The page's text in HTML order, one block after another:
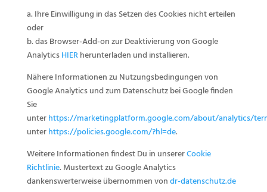
a. Ihre Einwilligung in das Setzen des Cookies nicht erteilen
oder
b. das Browser-Add-on zur Deaktivierung von Google
AnalyticsHIERherunterladen und installieren.
Nähere Informationen zu Nutzungsbedingungen von
Google Analytics und zum Datenschutz bei Google finden
Sie
unterhttps://marketingplatform.google.com/about/analytics/
unterhttps://policies.google.com/?hl=de.
Weitere Informationen findest Du in unsererCookie
Richtlinie. Mustertext zu Google Analytics
dankenswerterweise übernommen vondr-datenschutz.de